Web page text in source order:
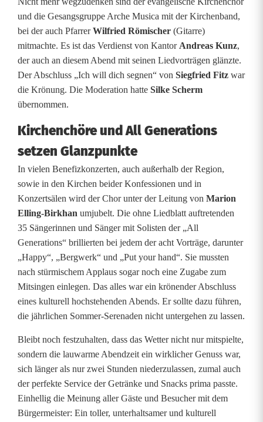
und die Gesangsgruppe Arche Musica mit der Kirchenband,
bei der auch PfarrerWilfried Römischer (Gitarre)
mitmachte. Es ist das Verdienst von Kantor Andreas Kunz,
der auch an diesem Abend mit seinen Liedvorträgen glänzte.
Der Abschluss „Ich will dich segnen“ von Siegfried Fitz war
die Krönung. Die Moderation hatte Silke Scherm
übernommen.
Kirchenchöre und All Generations
setzen Glanzpunkte
In vielen Benefizkonzerten, auch außerhalb der Region,
sowie in den Kirchen beider Konfessionen und in
Konzertsälen wird der Chor unter der Leitung von Marion
Elling-Birkhan umjubelt. Die ohne Liedblatt auftretenden
35 Sängerinnen und Sänger mit Solisten der „All
Generations“ brillierten bei jedem der acht Vorträge, darunter
„Happy“, „Bergwerk“ und „Put your hand“. Sie mussten
nach stürmischem Applaus sogar noch eine Zugabe zum
Mitsingen einlegen. Das alles war ein krönender Abschluss
eines kulturell hochstehenden Abends. Er sollte dazu führen,
die jährlichen Sommer-Serenaden nicht untergehen zu lassen.
Bleibt noch festzuhalten, dass das Wetter nicht nur mitspielte,
sondern die lauwarme Abendzeit ein wirklicher Genuss war,
sich länger als nur zwei Stunden niederzulassen, zumal auch
der perfekte Service der Getränke und Snacks prima passte.
Einhellig die Meinung aller Gäste und Besucher mit dem
Bürgermeister: Ein toller, unterhaltsamer und kulturell